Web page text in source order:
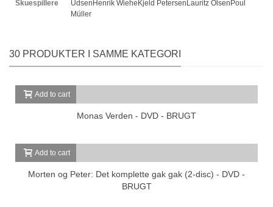
Skuespillere
Udsen Henrik Wiehe Kjeld Petersen Lauritz Olsen Poul
Müller
30 PRODUKTER I SAMME KATEGORI
Add to cart
Monas Verden - DVD - BRUGT
Add to cart
Morten og Peter: Det komplette gak gak (2-disc) - DVD -
BRUGT